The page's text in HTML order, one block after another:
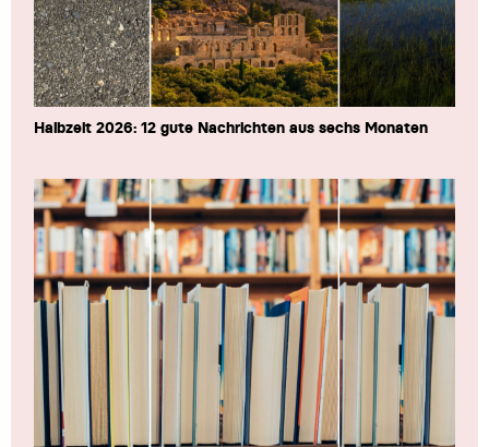
Halbzeit 2026: 12 gute Nachrichten aus sechs Monaten